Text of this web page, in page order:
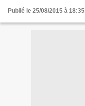
Publié le 25/08/2015 à 18:35